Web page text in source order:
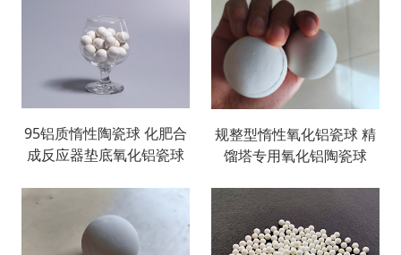
95铝质惰性陶瓷球 化肥合
成反应器垫底氧化铝瓷球
规整型惰性氧化铝瓷球 精
馏塔专用氧化铝陶瓷球